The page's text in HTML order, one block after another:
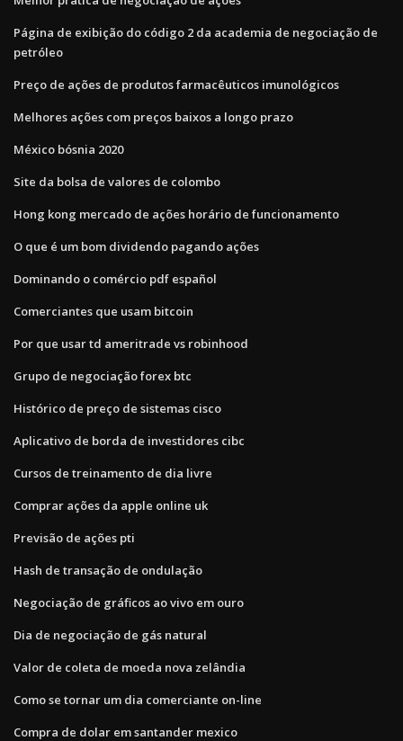
Página de exibição do código 2 da academia de negociação de
petróleo
Preço de ações de produtos farmacêuticos imunológicos
Melhores ações com preços baixos a longo prazo
México bósnia 2020
Site da bolsa de valores de colombo
Hong kong mercado de ações horário de funcionamento
O que é um bom dividendo pagando ações
Dominando o comércio pdf español
Comerciantes que usam bitcoin
Por que usar td ameritrade vs robinhood
Grupo de negociação forex btc
Histórico de preço de sistemas cisco
Aplicativo de borda de investidores cibc
Cursos de treinamento de dia livre
Comprar ações da apple online uk
Previsão de ações pti
Hash de transação de ondulação
Negociação de gráficos ao vivo em ouro
Dia de negociação de gás natural
Valor de coleta de moeda nova zelândia
Como se tornar um dia comerciante on-line
Compra de dolar em santander mexico